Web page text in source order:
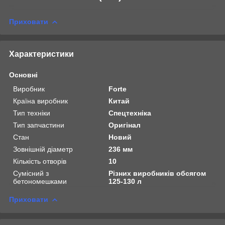
Приховати
Характеристики
Основні
Виробник
Forte
Країна виробник
Китай
Тип техніки
Спецтехніка
Тип запчастини
Оригінал
Стан
Новий
Зовнішній діаметр
236 мм
Кількість отворів
10
Сумісний з
бетономешками
Різних виробників обсягом
125-130 л
Приховати